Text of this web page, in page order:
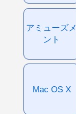
アミューズメ
ント
Mac OS X